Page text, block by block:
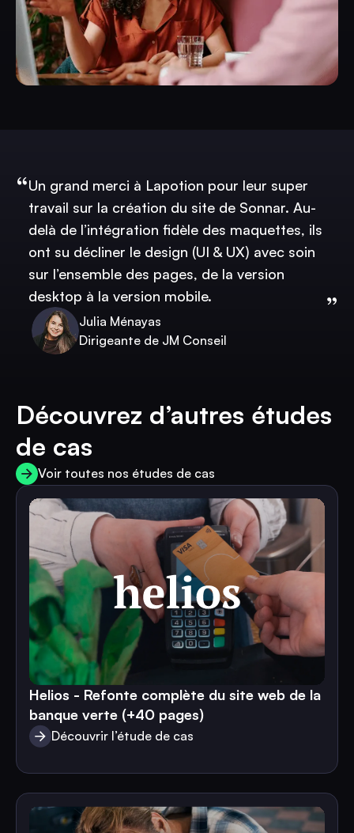
Un grand merci à Lapotion pour leur super
travail sur la création du site de Sonnar. Au-
delà de l’intégration fidèle des maquettes, ils
ont su décliner le design (UI & UX) avec soin
sur l’ensemble des pages, de la version
desktop à la version mobile.
Julia Ménayas
Dirigeante de JM Conseil
Découvrez d’autres études
de cas
Voir toutes nos études de cas
Voir toutes nos études de cas
Helios - Refonte complète du site web de la
banque verte (+40 pages)
Découvrir l’étude de cas